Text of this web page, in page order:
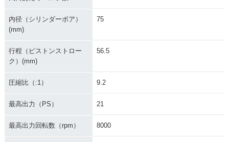
内径（シリンダーボア）
(mm)
75
行程（ピストンストロー
ク）(mm)
56.5
圧縮比（:1） 9.2
最高出力（PS） 21
最高出力回転数（rpm） 8000